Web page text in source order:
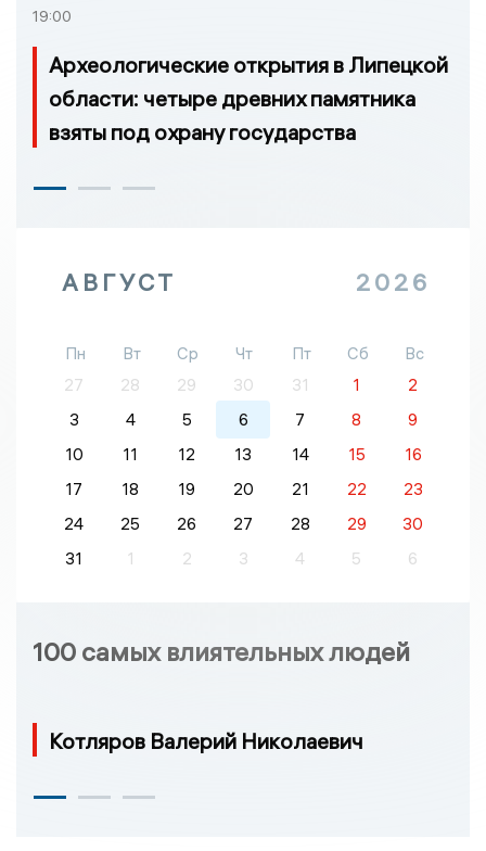
19:00
Археологические открытия в Липецкой
области: четыре древних памятника
взяты под охрану государства
АВГУСТ 2026
Пн Вт Ср Чт Пт Сб
Вс
27
28 29 30 31 1
2
3
4 5 6 7 8
9
10
11 12 13 14 15
16
17
18 19 20 21 22
23
24
25 26 27 28 29
30
31
1 2 3 4 5 6
100 самых влиятельных людей
Котляров Валерий Николаевич